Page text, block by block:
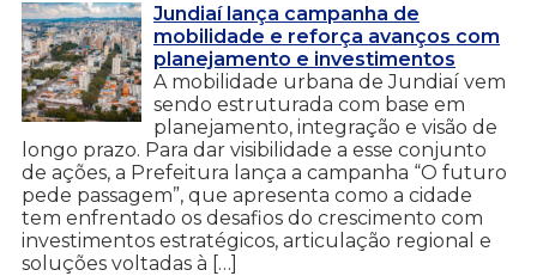
Jundiaí lança campanha de
mobilidade e reforça avanços com
planejamento e investimentos
A mobilidade urbana de Jundiaí vem
sendo estruturada com base em
planejamento, integração e visão de
longo prazo. Para dar visibilidade a esse conjunto
de ações, a Prefeitura lança a campanha “O futuro
pede passagem”, que apresenta como a cidade
tem enfrentado os desafios do crescimento com
investimentos estratégicos, articulação regional e
soluções voltadas à […]